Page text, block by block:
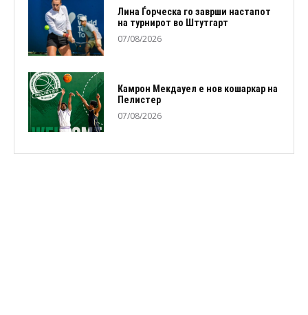
Лина Ѓорческа го заврши настапот
на турнирот во Штутгарт
07/08/2026
Камрон Мекдауел е нов кошаркар на
Пелистер
07/08/2026